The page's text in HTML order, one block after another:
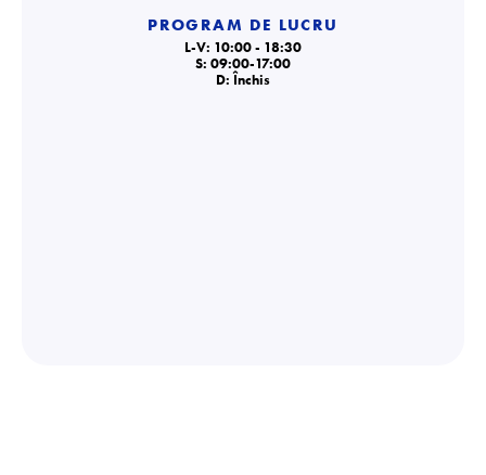
PROGRAM DE LUCRU
L-V: 10:00 - 18:30
S: 09:00-17:00
D: Închis